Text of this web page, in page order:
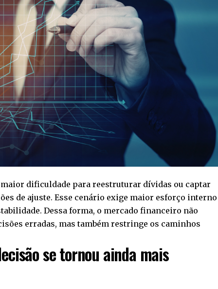
dificuldade para reestruturar dívidas ou captar
de ajuste. Esse cenário exige maior esforço interno
Dessa forma, o mercado financeiro não
erradas, mas também restringe os caminhos
se tornou ainda mais